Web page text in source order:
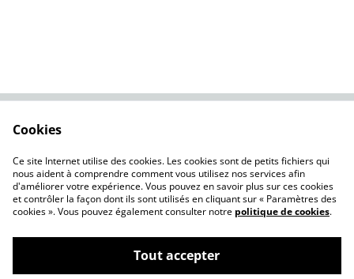
Politique de
confidentialité
Politique de cookies
Cookies
Ce site Internet utilise des cookies. Les cookies sont de petits fichiers qui
nous aident à comprendre comment vous utilisez nos services afin
d'améliorer votre expérience. Vous pouvez en savoir plus sur ces cookies
et contrôler la façon dont ils sont utilisés en cliquant sur « Paramètres des
cookies ». Vous pouvez également consulter notre politique de cookies.
Tout accepter